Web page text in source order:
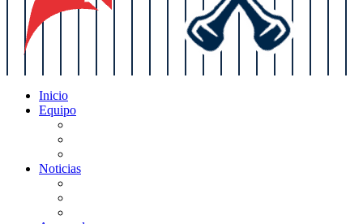
Inicio
Equipo
Noticias